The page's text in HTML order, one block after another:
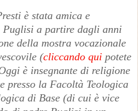
è stata amica e
a partire dagli anni
della mostra vocazionale
(cliccando qui potete
è insegnante di religione
presso la Facoltà Teologica
di Base (di cui è vice